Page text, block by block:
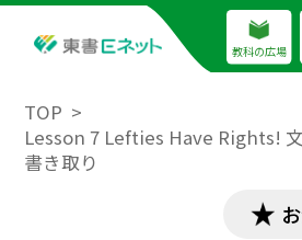
教科の広場
TOP
Lesson 7 Lefties Have Rights!
書き取り